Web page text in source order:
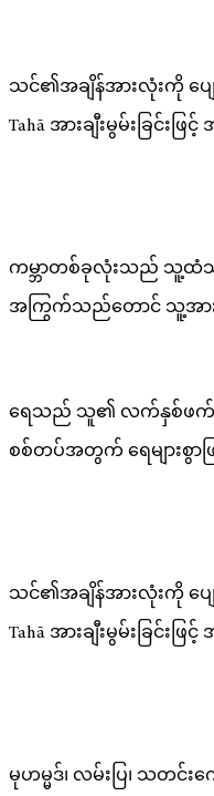
သင်၏အချိန်အားလုံးကို ပျေ
Tahā အားချီးမွမ်းခြင်
ကမ္ဘာတစ်ခုလုံးသည် သူ့ထံ
အကြွက်သည်တောင် သူ့အား
ရေသည် သူ၏ လက်နှစ်ဖက်
စစ်တပ်အတွက် ရေများစွာ
သင်၏အချိန်အားလုံးကို ပျေ
Tahā အားချီးမွမ်းခြင်
မုဟမ္မဒ်၊ လမ်းပြ၊ သတင်း